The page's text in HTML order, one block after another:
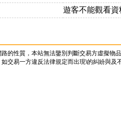
遊客不能觀看資
的性質，本站無法鑒別判斷交易方虛擬
交易一方違反法律規定而出現\的糾紛與